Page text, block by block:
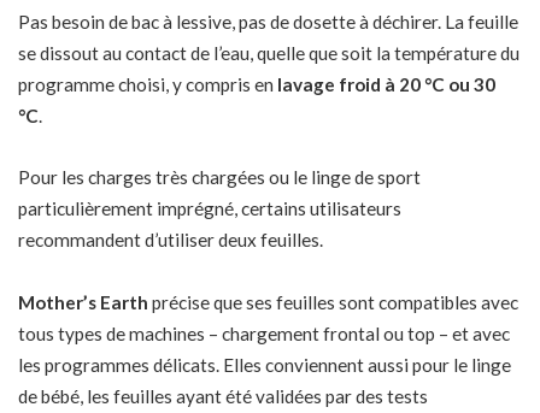
Pas besoin de bac à lessive, pas de dosette à déchirer. La feuille
se dissout au contact de l’eau, quelle que soit la température du
programme choisi, y compris en lavage froid à 20 °C ou 30
°C.
Pour les charges très chargées ou le linge de sport
particulièrement imprégné, certains utilisateurs
recommandent d’utiliser deux feuilles.
Mother’s Earth précise que ses feuilles sont compatibles avec
tous types de machines – chargement frontal ou top – et avec
les programmes délicats. Elles conviennent aussi pour le linge
de bébé, les feuilles ayant été validées par des tests